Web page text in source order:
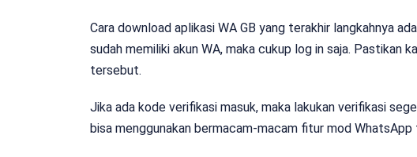
Cara download aplikasi WA GB yang terakhir langkahnya
sudah memiliki akun WA, maka cukup log in saja. Pastikan
tersebut.
Jika ada kode verifikasi masuk, maka lakukan verifikasi
bisa menggunakan bermacam-macam fitur mod